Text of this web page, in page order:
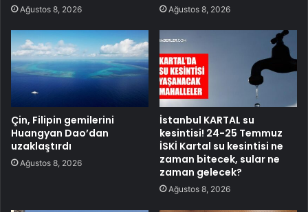
Ağustos 8, 2026 Ağustos 8, 2026
Çin, Filipin gemilerini
Huangyan Dao’dan
uzaklaştırdı
Ağustos 8, 2026
İstanbul KARTAL su
kesintisi! 24-25 Temmuz
İSKİ Kartal su kesintisi ne
zaman bitecek, sular ne
zaman gelecek?
Ağustos 8, 2026